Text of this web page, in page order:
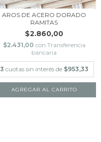
AROS DE ACERO DORADO
RAMITAS
$2.860,00
$2.431,00 con Transferencia
bancaria
3 cuotas sin interés de $953,33